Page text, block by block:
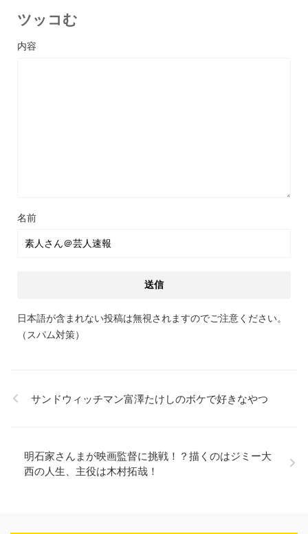
ツッコむ
名前
日本語が含まれない投稿は無視されますのでご注意ください。
（スパム対策）
サンドウィッチマン富澤たけしのボケで好きなやつ
明石家さんまが映画監督に挑戦！？描くのはジミー大
西の人生、主役は木村拓哉！